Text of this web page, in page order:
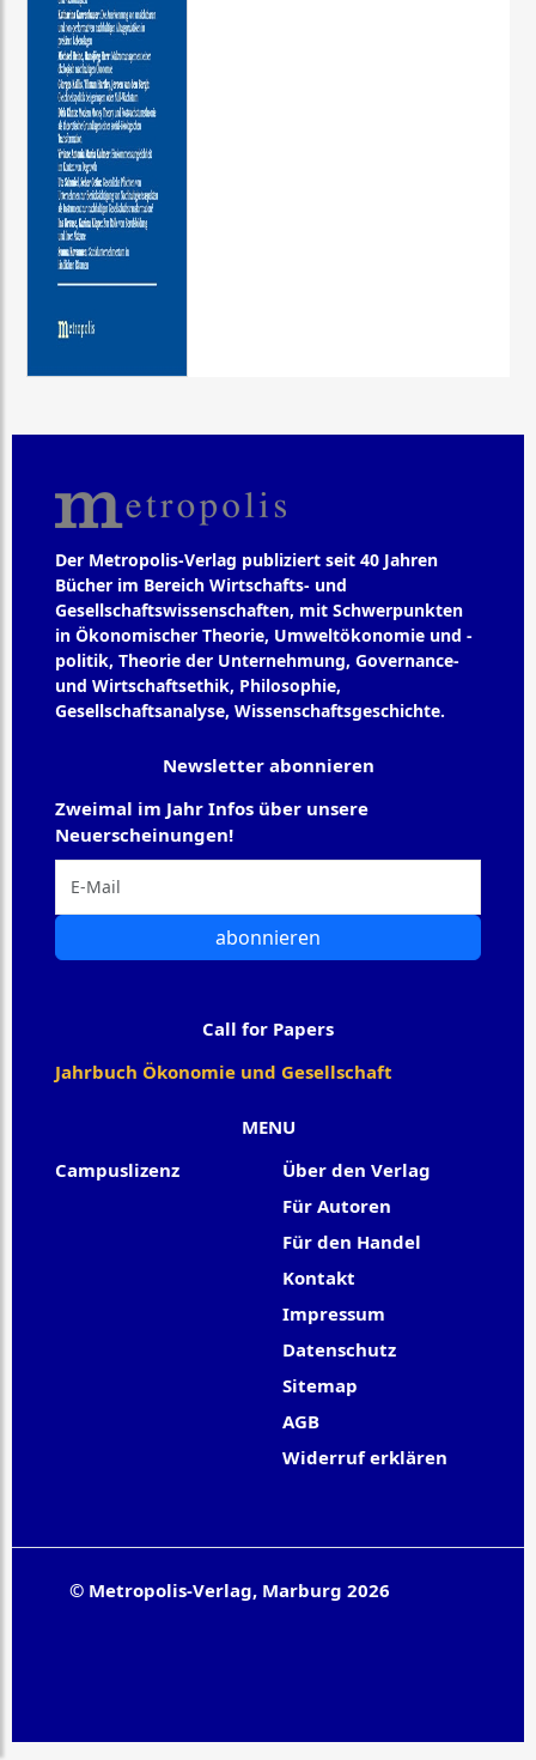
Der Metropolis-Verlag publiziert seit 40 Jahren
Bücher im Bereich Wirtschafts- und
Gesellschaftswissenschaften, mit Schwerpunkten
in Ökonomischer Theorie, Umweltökonomie und -
politik, Theorie der Unternehmung, Governance-
und Wirtschaftsethik, Philosophie,
Gesellschaftsanalyse, Wissenschaftsgeschichte.
MENU
Campuslizenz
Über den Verlag
Für Autoren
Für den Handel
Kontakt
Impressum
Datenschutz
Sitemap
AGB
Widerruf erklären
Newsletter abonnieren
Zweimal im Jahr Infos über unsere
Neuerscheinungen!
abonnieren
Call for Papers
Jahrbuch Ökonomie und Gesellschaft
© Metropolis-Verlag, Marburg 2026